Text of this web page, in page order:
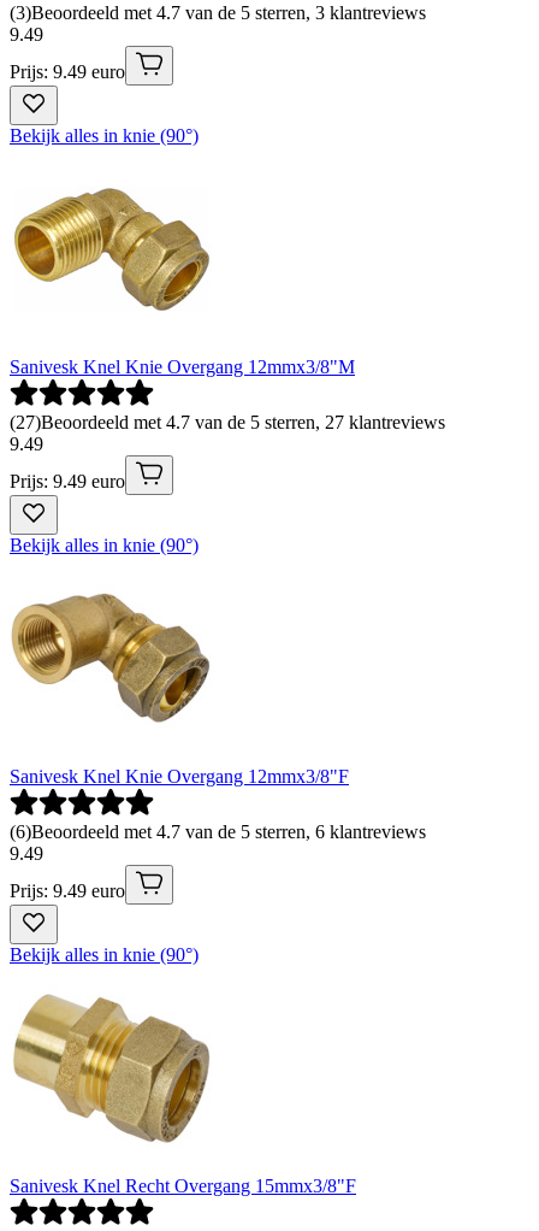
(3)Beoordeeld met 4.7 van de 5 sterren, 3 klantreviews
9.49
Prijs: 9.49 euro
Bekijk alles in knie (90°)
Sanivesk Knel Knie Overgang 12mmx3/8"M
(27)Beoordeeld met 4.7 van de 5 sterren, 27 klantreviews
9.49
Prijs: 9.49 euro
Bekijk alles in knie (90°)
Sanivesk Knel Knie Overgang 12mmx3/8"F
(6)Beoordeeld met 4.7 van de 5 sterren, 6 klantreviews
9.49
Prijs: 9.49 euro
Bekijk alles in knie (90°)
Sanivesk Knel Recht Overgang 15mmx3/8"F